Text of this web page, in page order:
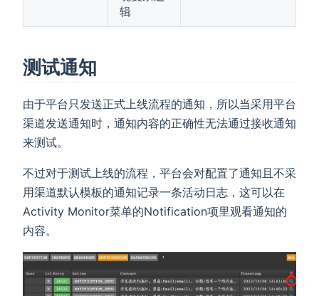
辑
测试通知
由于平台只发送正式上线流程的通知，所以当采用平台
渠道发送通知时，通知内容的正确性无法通过接收通知
来测试。
不过对于测试上线的流程，平台会对配置了通知且不采
用渠道默认模板的通知记录一条活动日志，这可以在
Activity Monitor菜单的Notification项里观看通知的
内容。